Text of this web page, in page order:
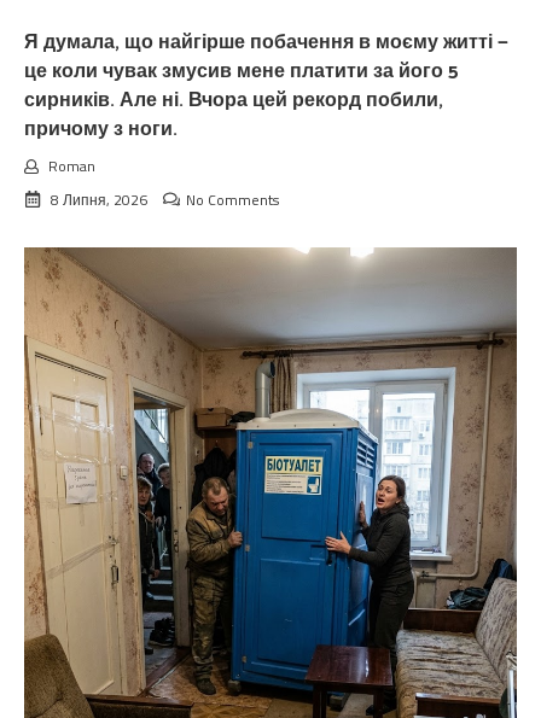
Я думала, що найгірше побачення в моєму житті —
це коли чувак змусив мене платити за його 5
сирників. Але ні. Вчора цей рекорд побили,
причому з ноги.
Roman
8 Липня, 2026
No Comments